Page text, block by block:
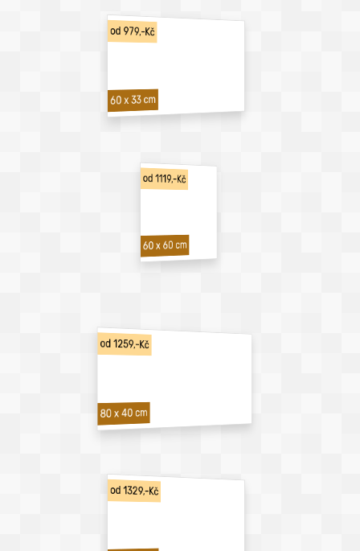
od 979,-Kč
60 x 33 cm
od 1119,-Kč
60 x 60 cm
od 1259,-Kč
80 x 40 cm
od 1329,-Kč